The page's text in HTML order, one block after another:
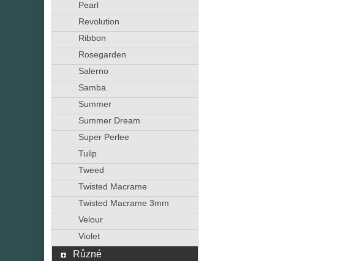
Pearl
Revolution
Ribbon
Rosegarden
Salerno
Samba
Summer
Summer Dream
Super Perlee
Tulip
Tweed
Twisted Macrame
Twisted Macrame 3mm
Velour
Violet
Různé